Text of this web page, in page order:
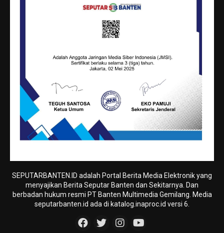
SEPUTARBANTEN.ID adalah Portal Berita Media Elektronik yang
menyajikan Berita Seputar Banten dan Sekitarnya. Dan
berbadan hukum resmi PT Banten Multimedia Gemilang. Media
seputarbanten.id ada di katalog.inaproc.id versi 6.